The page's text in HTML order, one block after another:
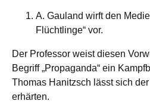
A. Gauland wirft den
Flüchtlinge“ vor.
Der Professor weist diesen
Begriff „Propaganda“ ein
Thomas Hanitzsch lässt sich
erhärten.